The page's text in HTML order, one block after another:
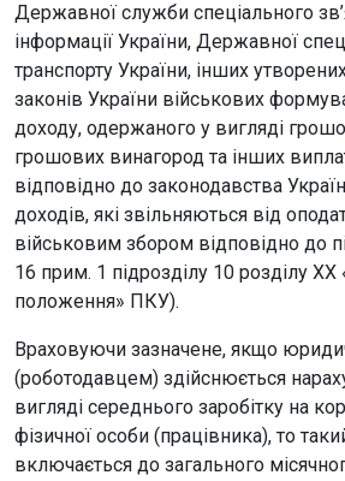
Державної служби спеціального
інформації України, Державної
транспорту України, інших
законів України військових
доходу, одержаного у вигляді
грошових винагород та інших
відповідно до законодавства
доходів, які звільняються від
військовим збором відповідно до
16 прим. 1 підрозділу 10 розділу XX
положення» ПКУ).
Враховуючи зазначене, якщо
(роботодавцем) здійснюється
вигляді середнього заробітку на
фізичної особи (працівника), то
включається до загального